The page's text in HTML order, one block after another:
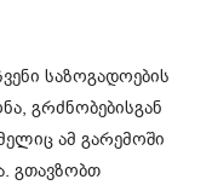
საზოგადოების
გრძნობებისგან
ამ გარემოში
გთავზობთ